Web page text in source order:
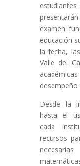
presentarán
examen
educación
la fecha,
Valle del
desempeño
Desde la
hasta el
cada
recursos